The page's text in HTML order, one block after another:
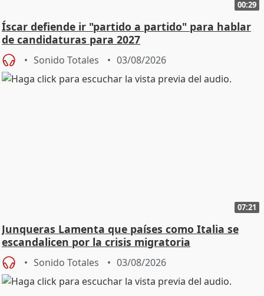
00:29
Íscar defiende ir "partido a partido" para hablar
de candidaturas para 2027
Sonido Totales 03/08/2026
07:21
Junqueras Lamenta que países como Italia se
escandalicen por la crisis migratoria
Sonido Totales 03/08/2026